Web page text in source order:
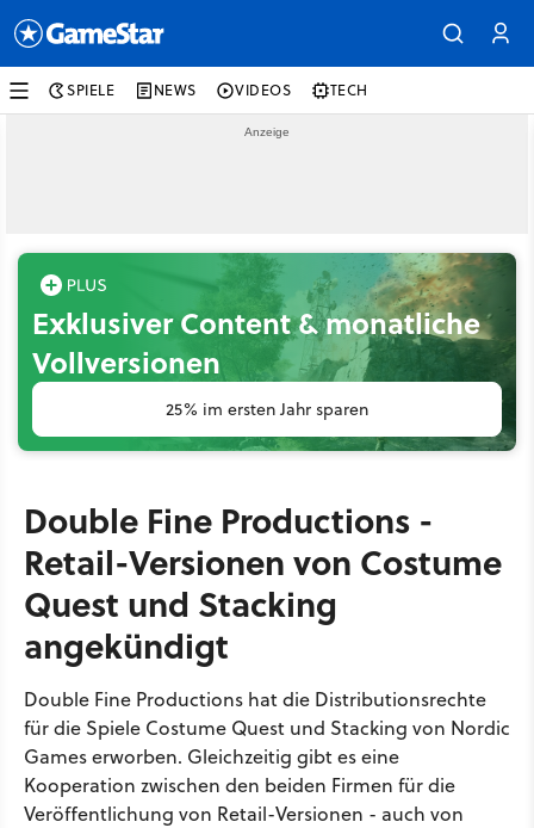
SPIELE NEWS VIDEOS TECH
Exklusiver Content & monatliche
Vollversionen
25% im ersten Jahr sparen
Double Fine Productions -
Retail-Versionen von Costume
Quest und Stacking
angekündigt
Double Fine Productions hat die Distributionsrechte
für die Spiele Costume Quest und Stacking von Nordic
Games erworben. Gleichzeitig gibt es eine
Kooperation zwischen den beiden Firmen für die
Veröffentlichung von Retail-Versionen - auch von